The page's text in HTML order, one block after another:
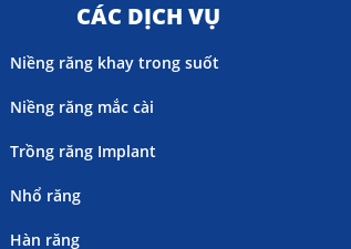
CÁC DỊCH VỤ
Niềng răng khay trong suốt
Niềng răng mắc cài
Trồng răng Implant
Nhổ răng
Hàn răng